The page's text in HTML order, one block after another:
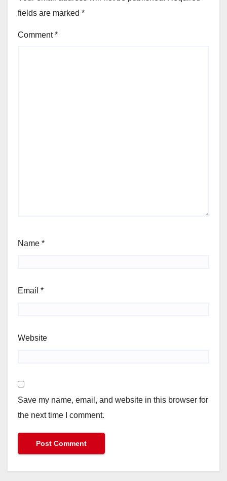
fields are marked *
Comment*
Name *
Email *
Website
Save my name, email, and website in this browser for
the next time I comment.